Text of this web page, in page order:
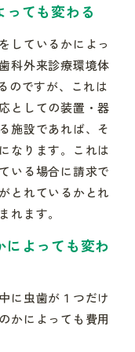
っても変わる
しているかによっ
科外来診療環境体
のですが、これは
としての装置・器
施設であれば、そ
なります。これは
いる場合に請求で
とれているかとれ
れます。
によっても変わ
に虫歯が１つだけ
かによっても費用